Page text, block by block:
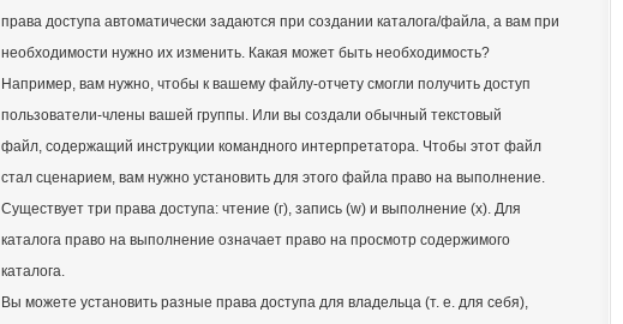
права доступа автоматически задаются при создании каталога/файла, а вам при
необходимости нужно их изменить. Какая может быть необходимость?
Например, вам нужно, чтобы к вашему файлу-отчету смогли получить доступ
пользователи-члены вашей группы. Или вы создали обычный текстовый
файл, содержащий инструкции командного интерпретатора. Чтобы этот файл
стал сценарием, вам нужно установить для этого файла право на выполнение.
Существует три права доступа: чтение (г), запись (w) и выполнение (х). Для
каталога право на выполнение означает право на просмотр содержимого
каталога.
Вы можете установить разные права доступа для владельца (т. е. для себя),